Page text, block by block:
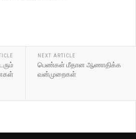
NEXT ARTICLE
பெண்கள் மீதான ஆணாதிக்க
வன்முறைகள்